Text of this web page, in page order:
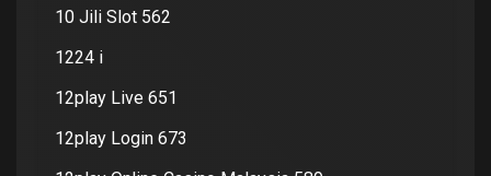
10 Jili Slot 562
1224 i
12play Live 651
12play Login 673